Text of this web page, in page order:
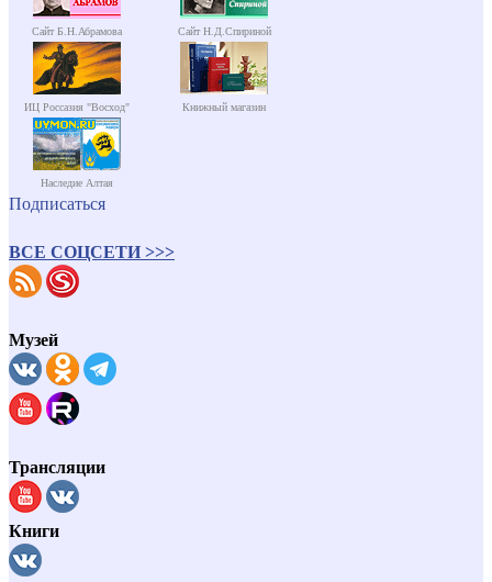
Сайт Б.Н.Абрамова Сайт Н.Д.Спириной
ИЦ Россазия "Восход" Книжный магазин
Наследие Алтая
Подписаться
ВСЕ СОЦСЕТИ >>>
Музей
Трансляции
Книги